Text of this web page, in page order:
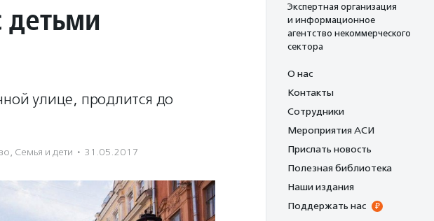
детьми
улице, продлится до
, Семья и дети · 31.05.2017
Экспертная организация
и информационное
агентство некоммерческого
сектора
О нас
Контакты
Сотрудники
Мероприятия АСИ
Прислать новость
Полезная библиотека
Наши издания
Поддержать нас